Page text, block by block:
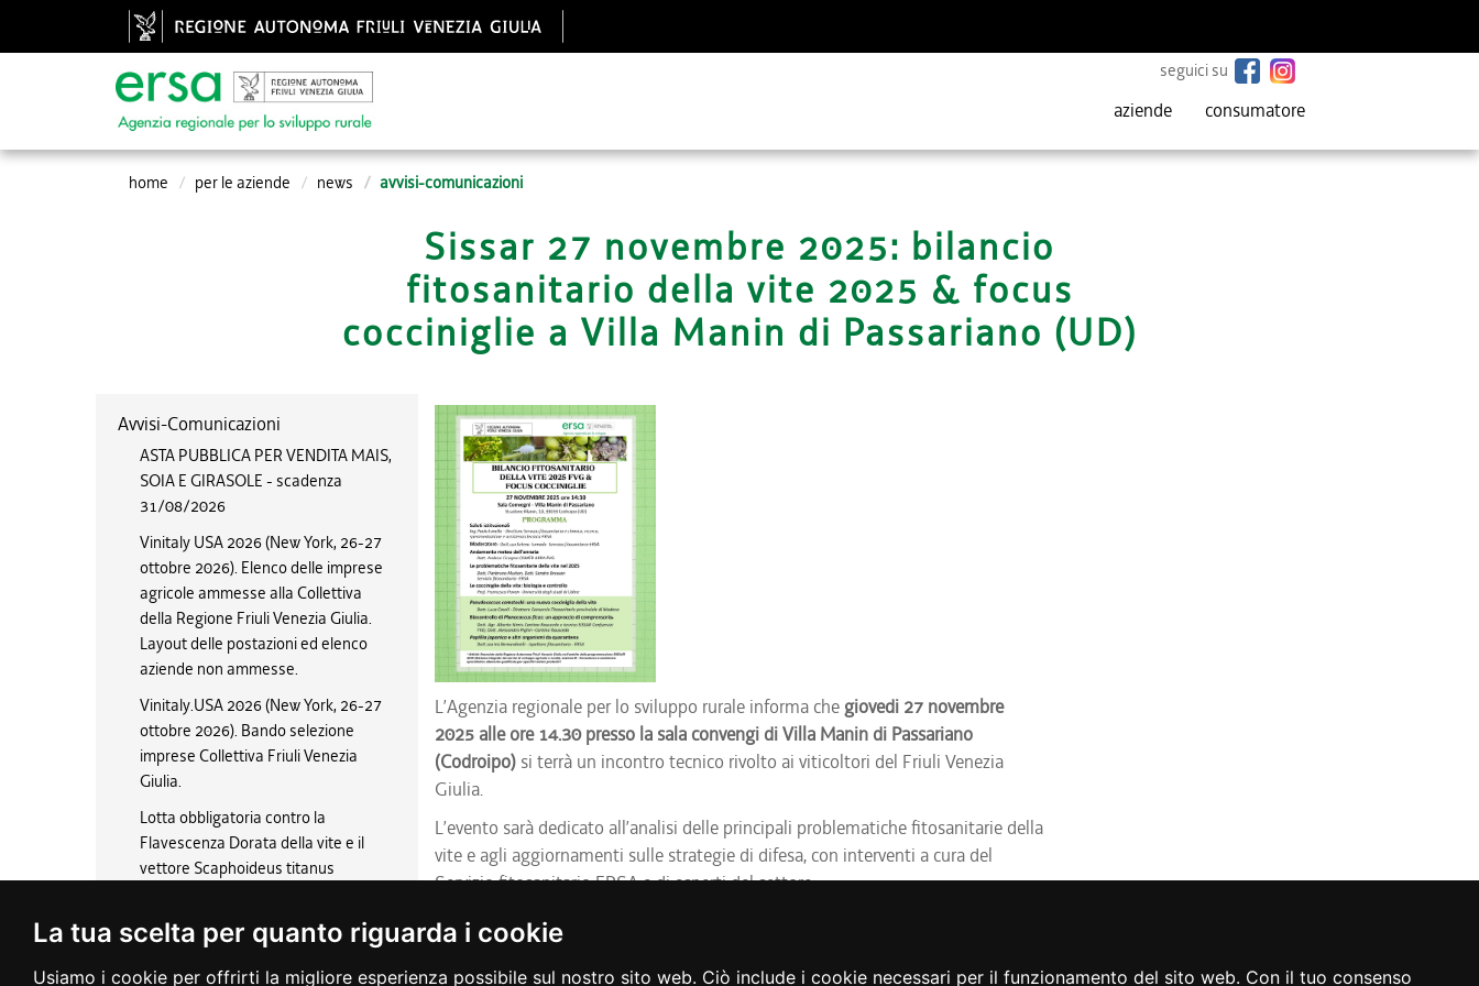
La tua scelta per quanto riguarda i cookie
Usiamo i cookie per offrirti la migliore esperienza possibile sul nostro sito web. Ciò include i cookie necessari per il funzionamento del sito web. Con il tuo consenso
seguici su
aziende consumatore
home per le aziende news avvisi-comunicazioni
Sissar 27 novembre 2025: bilancio
fitosanitario della vite 2025 & focus
cocciniglie a Villa Manin di Passariano (UD)
Avvisi-Comunicazioni
ASTA PUBBLICA PER VENDITA MAIS,
SOIA E GIRASOLE - scadenza
31/08/2026
Vinitaly USA 2026 (New York, 26-27
ottobre 2026). Elenco delle imprese
agricole ammesse alla Collettiva
della Regione Friuli Venezia Giulia.
Layout delle postazioni ed elenco
aziende non ammesse.
Vinitaly.USA 2026 (New York, 26-27
ottobre 2026). Bando selezione
imprese Collettiva Friuli Venezia
Giulia.
Lotta obbligatoria contro la
Flavescenza Dorata della vite e il
vettore Scaphoideus titanus
Incontro tecnico Sissar Insetti
invasivi in frutticoltura: strategie di
difesa integrata - 4 giugno 2026,
L’Agenzia regionale per lo sviluppo rurale informa che giovedi 27 novembre
2025 alle ore 14.30 presso la sala convengi di Villa Manin di Passariano
(Codroipo)si terrà un incontro tecnico rivolto ai viticoltori del Friuli Venezia
Giulia.
L’evento sarà dedicato all’analisi delle principali problematiche fitosanitarie della
vite e agli aggiornamenti sulle strategie di difesa, con interventi a cura del
Servizio fitosanitario ERSA e di esperti del settore.
Il programma completo è disponibile nell’allegato alla presente comunicazione.